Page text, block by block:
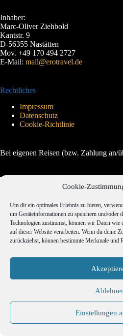
Cookie-
Um dir ein optimales Erlebnis zu bieten,
um Geräteinformationen zu speichern und/oder
Technologien zustimmst, können wir Daten wie
auf dieser Website verarbeiten. Wenn du deine
zurückziehst, können bestimmte Merkmale und
Einstellungen
Inhaber:
Marc-Oliver Ziehbold
Kantstr. 9
D-56355 Nastätten
Mov. +49 170 494 2727
E-Mail: mail@erotravel.de
Rechtliches
Impressum
Datenschutz
Cookie-Richtlinie
Bei eigenen Reisen (bzw. Zahlung an/